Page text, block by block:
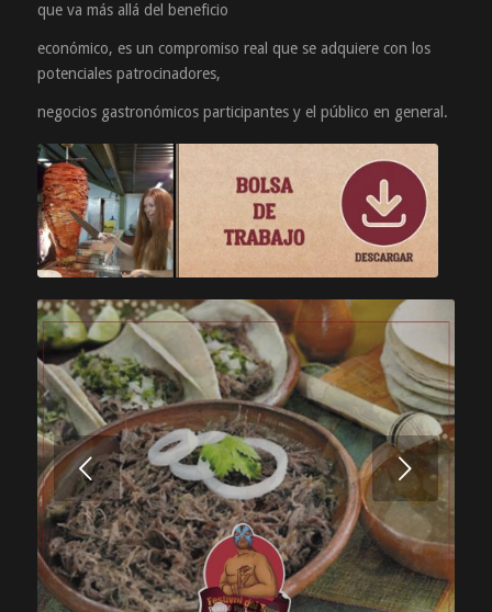
que va más allá del beneficio
económico, es un compromiso real que se adquiere con los
potenciales patrocinadores,
negocios gastronómicos participantes y el público en general.
Posterior